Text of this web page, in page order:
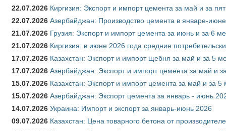
22.07.2026 Киргизия: Экспорт и импорт цемента за май и за
22.07.2026 Азербайджан: Производство цемента в январе-
21.07.2026 Грузия: Экспорт и импорт цемента за июнь и за 6
21.07.2026 Киргизия: в июне 2026 года средние
17.07.2026 Казахстан: Экспорт и импорт щебня за май и за 5
17.07.2026 Азербайджан: Экспорт и импорт цемента за май и
15.07.2026 Казахстан: Экспорт и импорт цемента за май и за
15.07.2026 Азербайджан: Экспорт цемента за январь - июнь
14.07.2026 Украина: Импорт и экспорт за январь-июнь 2026
09.07.2026 Казахстан: Цена товарного бетона от